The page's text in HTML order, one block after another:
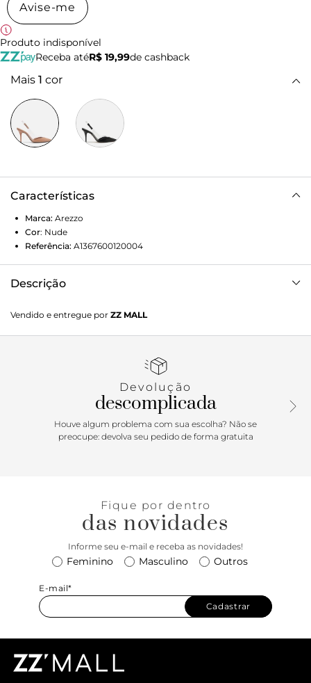
Avise-me
Produto indisponível
Receba atéR$ 19,99de cashback
Mais 1 cor
Características
Marca: Arezzo
Cor: Nude
Referência: A1367600120004
Descrição
O modelo possui salto alto fino e bico alongado. Conta
com tira em vinil que envolve as laterais e calcanhar.
Vendido e entregue por ZZ MALL
Devolução
descomplicada
Houve algum problema com sua escolha? Não se
preocupe: devolva seu pedido de forma gratuita
Fique por dentro
das novidades
Informe seu e-mail e receba as novidades!
Feminino Masculino Outros
E-mail*
Cadastrar